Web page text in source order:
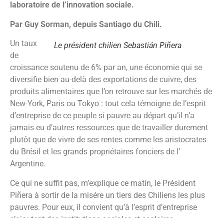
laboratoire de l’innovation sociale.
Par Guy Sorman, depuis Santiago du Chili.
Le président chilien Sebastián Piñera
Un taux
de
croissance soutenu de 6% par an, une économie qui se
diversifie bien au-delà des exportations de cuivre, des
produits alimentaires que l’on retrouve sur les marchés de
New-York, Paris ou Tokyo : tout cela témoigne de l’esprit
d’entreprise de ce peuple si pauvre au départ qu’il n’a
jamais eu d’autres ressources que de travailler durement
plutôt que de vivre de ses rentes comme les aristocrates
du Brésil et les grands propriétaires fonciers de l’
Argentine.
Ce qui ne suffit pas, m’explique ce matin, le Président
Piñera à sortir de la misére un tiers des Chiliens les plus
pauvres. Pour eux, il convient qu’à l’esprit d’entreprise